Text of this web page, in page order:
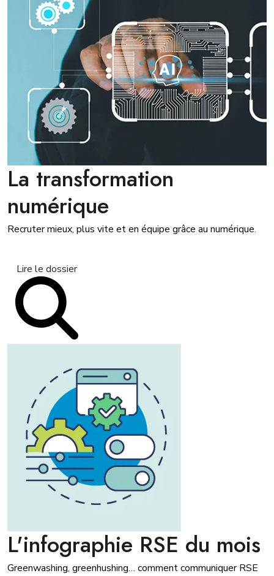
La transformation
numérique
Recruter mieux, plus vite et en équipe grâce au numérique.
Lire le dossier
L'infographie RSE du mois
Greenwashing, greenhushing… comment communiquer RSE